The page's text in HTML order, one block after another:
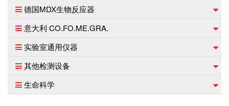
德国MDX生物反应器
意大利 CO.FO.ME.GRA.
实验室通用仪器
其他检测设备
生命科学